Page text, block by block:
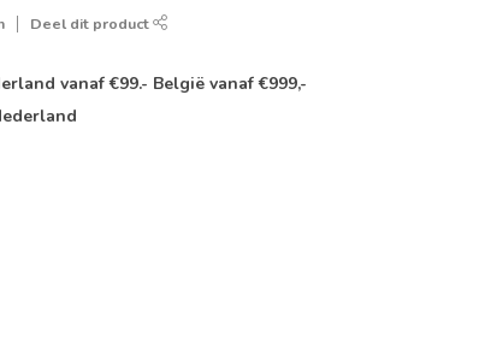
Deel dit product
vanaf €99.- België vanaf €999,-